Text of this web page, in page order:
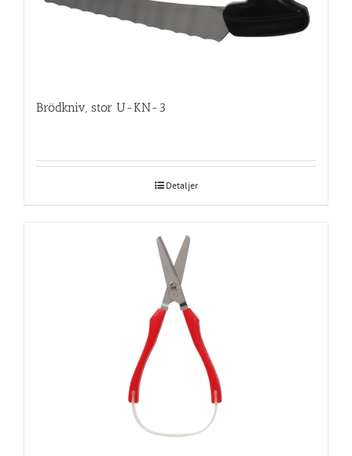
Brödkniv, stor U-KN-3
Detaljer